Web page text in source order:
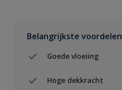
Belangrijkste voordelen
Goede vloeiing
Hoge dekkracht